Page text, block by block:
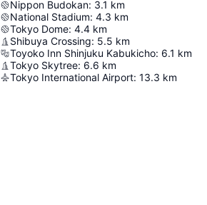
Nippon Budokan: 3.1 km
National Stadium: 4.3 km
Tokyo Dome: 4.4 km
Shibuya Crossing: 5.5 km
Toyoko Inn Shinjuku Kabukicho: 6.1 km
Tokyo Skytree: 6.6 km
Tokyo International Airport: 13.3 km